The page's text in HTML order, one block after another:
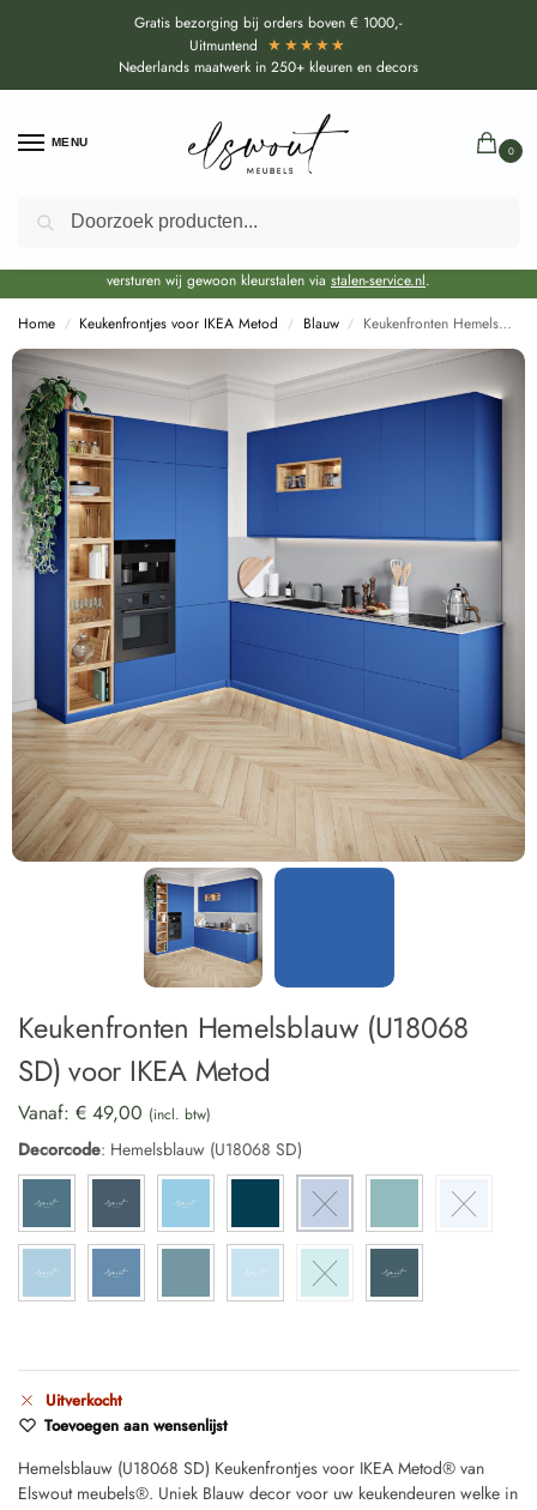
Gratis bezorging bij orders boven € 1000,-
Uitmuntend ★★★★★
Nederlands maatwerk in 250+ kleuren en decors
MENU
0
Door de bouwvakperiode geldt voor alle collecties momenteel een EXTRA
levertijd van circa 3-4 weken bovenop de reguliere levertijd.
versturen wij gewoon kleurstalen via stalen-service.nl.
Home / Keukenfrontjes voor IKEA Metod / Blauw / Keukenfronten Hemelsblauw (U18068 SD) voor IKEA Metod
Keukenfronten Hemelsblauw (U18068
SD) voor IKEA Metod
Vanaf: € 49,00 (incl. btw)
Decorcode: Hemelsblauw (U18068 SD)
Uitverkocht
Toevoegen aan wensenlijst
Hemelsblauw (U18068 SD) Keukenfrontjes voor IKEA Metod® van
Elswout meubels®. Uniek Blauw decor voor uw keukendeuren welke in